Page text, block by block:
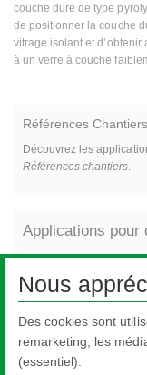
couche dure de type
de positionner la couche
vitrage isolant et
à un verre à couche
Références Chantiers
Découvrez les
Références chantiers
Applications pour
Nous
Des cookies sont
remarketing, les
(essentiel).